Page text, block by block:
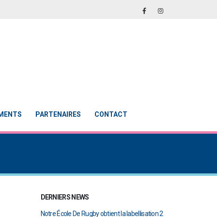
PARTENAIRES CONTACT
DERNIERS NEWS
Notre École De Rugby obtient la labellisation 2